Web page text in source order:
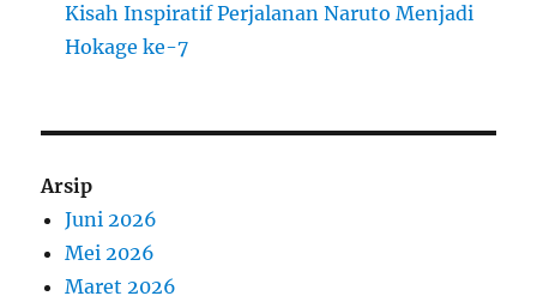
Kisah Inspiratif Perjalanan Naruto Menjadi
Hokage ke-7
Arsip
Juni 2026
Mei 2026
Maret 2026